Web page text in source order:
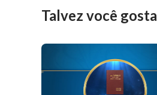
Talvez você gosta